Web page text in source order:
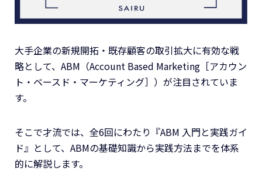
大手企業の新規開拓・既存顧客の取引拡大に有効な戦
略として、ABM（Account Based Marketing［アカウン
ト・ベースド・マーケティング］）が注目されていま
す。
そこで才流では、全6回にわたり『ABM 入門と実践ガイ
ド』として、ABMの基礎知識から実践方法までを体系
的に解説します。